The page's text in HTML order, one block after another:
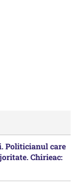
Politicianul care
Chirieac: